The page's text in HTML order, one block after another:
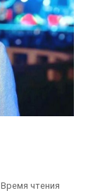
Время чтения